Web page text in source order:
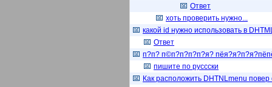
Ответ
хоть проверить нужно...
какой id нужно использовать в
Ответ
п?п? п©п?п?п?п?я?
пишите по руссски
Как расположить DHTNLmenu